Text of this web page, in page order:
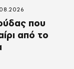
που
από το